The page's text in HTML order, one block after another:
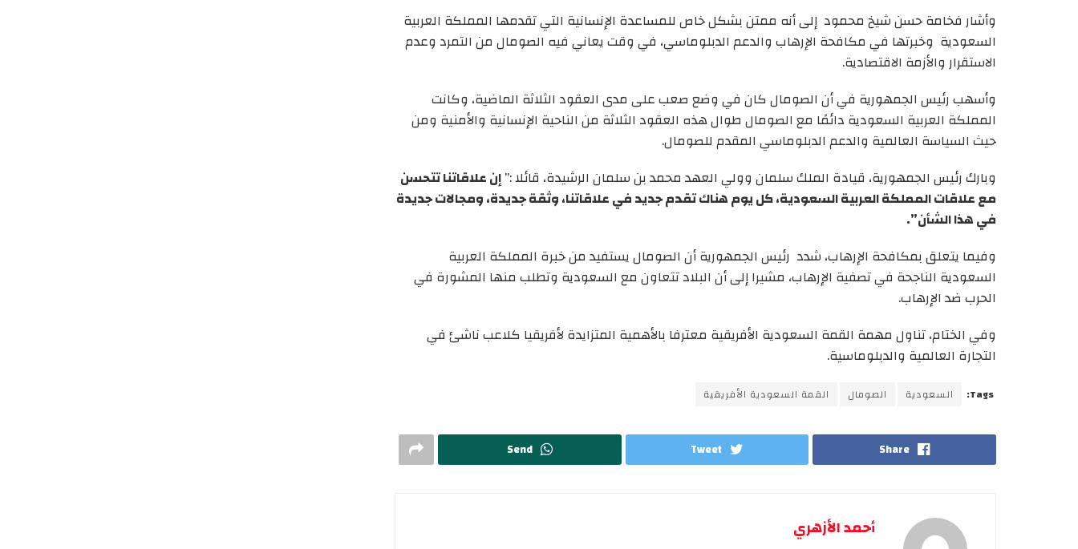
وأشار فخامة حسن شيخ محمود إلى أنه ممتن بشكل خاص للمساعدة الإنسانية التي تقدمها المملكة العربية
السعودية وخبرتها في مكافحة الإرهاب والدعم الدبلوماسي، في وقت يعاني فيه الصومال من التمرد وعدم
الاستقرار والأزمة الاقتصادية.
وأسهب رئيس الجمهورية في أن الصومال كان في وضع صعب على مدى العقود الثلاثة الماضية، وكانت
المملكة العربية السعودية دائمًا مع الصومال طوال هذه العقود الثلاثة من الناحية الإنسانية والأمنية ومن
حيث السياسة العالمية والدعم الدبلوماسي المقدم للصومال.
وبارك رئيس الجمهورية، قيادة الملك سلمان وولي العهد محمد بن سلمان الرشيدة، قائلا :”إن علاقاتنا تتحسن
مع علاقات المملكة العربية السعودية، كل يوم هناك تقدم جديد في علاقاتنا، وثقة جديدة، ومجالات جديدة
في هذا الشأن”.
وفيما يتعلق بمكافحة الإرهاب، شدد رئيس الجمهورية أن الصومال يستفيد من خبرة المملكة العربية
السعودية الناجحة في تصفية الإرهاب، مشيرا إلى أن البلاد تتعاون مع السعودية وتطلب منها المشورة في
الحرب ضد الإرهاب.
وفي الختام، تناول مهمة القمة السعودية الأفريقية معترفا بالأهمية المتزايدة لأفريقيا كلاعب ناشئ في
التجارة العالمية والدبلوماسية.
Tags: السعودية الصومال القمة السعودية الأفريقية
Share
Tweet
Send
أحمد الأزهري